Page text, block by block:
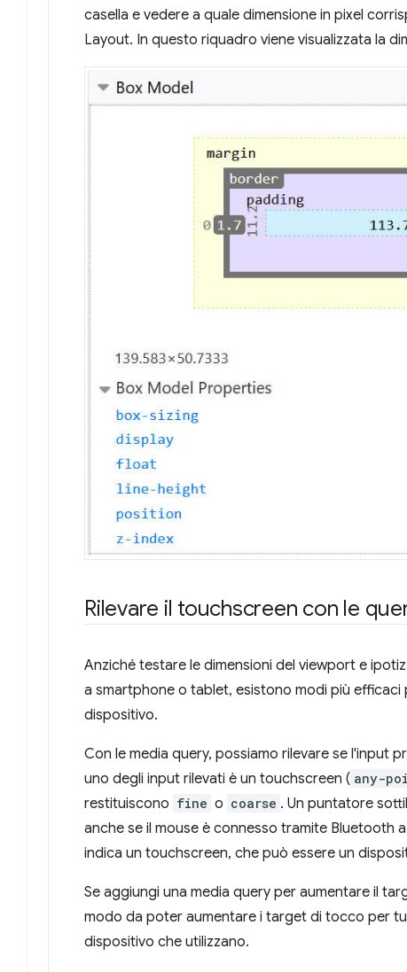
casella e vedere a quale dimensione in pixel
Layout. In questo riquadro viene visualizzata la
Rilevare il touchscreen con le
Anziché testare le dimensioni del viewport e
a smartphone o tablet, esistono modi più
dispositivo.
Con le media query, possiamo rilevare se l'input
uno degli input rilevati è un touchscreen ( any-
restituiscono fine o coarse . Un puntatore
anche se il mouse è connesso tramite Bluetooth
indica un touchscreen, che può essere un
Se aggiungi una media query per aumentare il
modo da poter aumentare i target di tocco per
dispositivo che utilizzano.